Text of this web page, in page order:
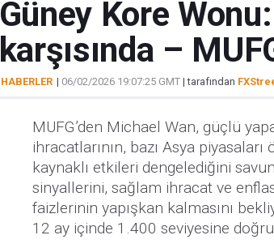
Güney Kore
karşısında –
HABERLER | 06/02/2026 19:07:25 GMT| tarafından
MUFG’den Michael Wan, güçlü
ihracatlarının, bazı Asya
kaynaklı etkileri dengelediğini
sinyallerini, sağlam ihracat ve
faizlerinin yapışkan kalmasını
12 ay içinde 1.400 seviyesine